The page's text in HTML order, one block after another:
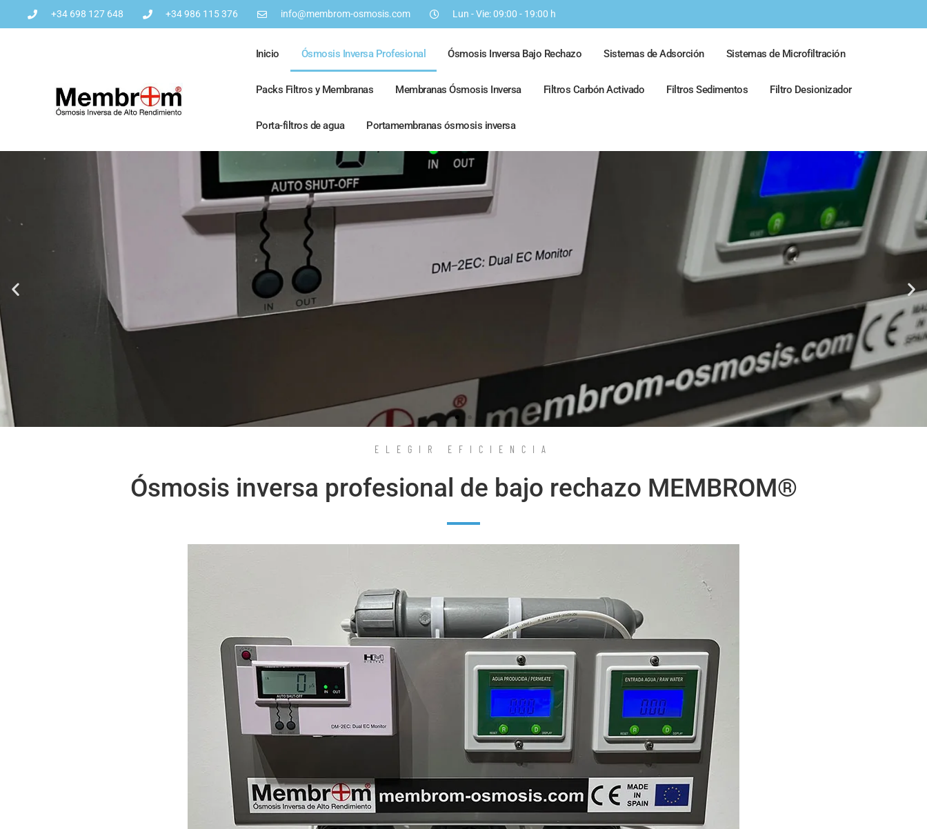
+34 698 127 648 +34 986 115 376 info@membrom-osmosis.com Lun - Vie: 09:00 - 19:00 h
Inicio Ósmosis Inversa Profesional Ósmosis Inversa Bajo Rechazo Sistemas de Adsorción Sistemas de Microfiltración
Packs Filtros y Membranas Membranas Ósmosis Inversa Filtros Carbón Activado Filtros Sedimentos Filtro Desionizador
Porta-filtros de agua Portamembranas ósmosis inversa
ELEGIR EFICIENCIA
Ósmosis inversa profesional de bajo rechazo MEMBROM®